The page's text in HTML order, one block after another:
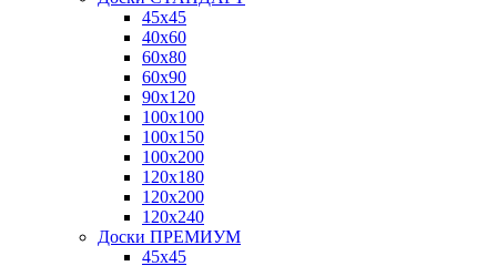
45x45
40x60
60x80
60x90
90x120
100x100
100x150
100x200
120x180
120x200
120x240
Доски ПРЕМИУМ
45x45